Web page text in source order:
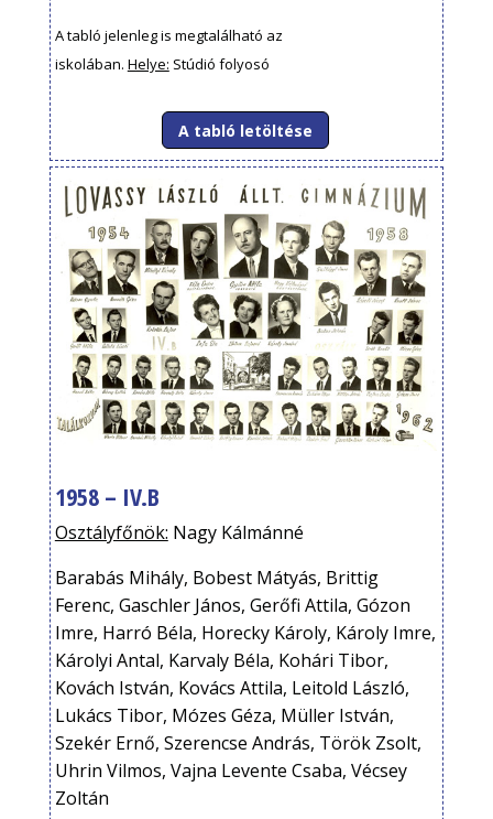
A tabló jelenleg is megtalálható az
iskolában. Helye: Stúdió folyosó
A tabló letöltése
1958 – IV.B
Osztályfőnök: Nagy Kálmánné
Barabás Mihály, Bobest Mátyás, Brittig
Ferenc, Gaschler János, Gerőfi Attila, Gózon
Imre, Harró Béla, Horecky Károly, Károly Imre,
Károlyi Antal, Karvaly Béla, Kohári Tibor,
Kovách István, Kovács Attila, Leitold László,
Lukács Tibor, Mózes Géza, Müller István,
Szekér Ernő, Szerencse András, Török Zsolt,
Uhrin Vilmos, Vajna Levente Csaba, Vécsey
Zoltán